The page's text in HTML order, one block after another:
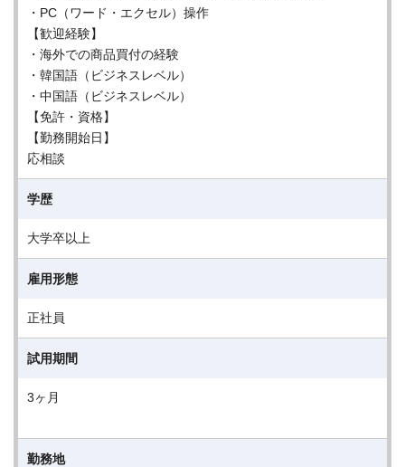
・PC（ワード・エクセル）操作
【歓迎経験】
・海外での商品買付の経験
・韓国語（ビジネスレベル）
・中国語（ビジネスレベル）
【免許・資格】
【勤務開始日】
応相談
学歴
大学卒以上
雇用形態
正社員
試用期間
3ヶ月
勤務地